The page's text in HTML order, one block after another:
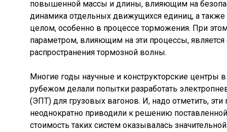
повышенной массы и длины, влияющим на
динамика отдельных движущихся единиц, а также
целом, особенно в процессе торможения. При
параметром, влияющим на эти процессы, является
распространения тормозной волны.
Многие годы научные и конструкторские центры
рубежом делали попытки разработать
(ЭПТ) для грузовых вагонов. И, надо отметить, эти
неоднократно приводили к решению
стоимость таких систем оказывалась